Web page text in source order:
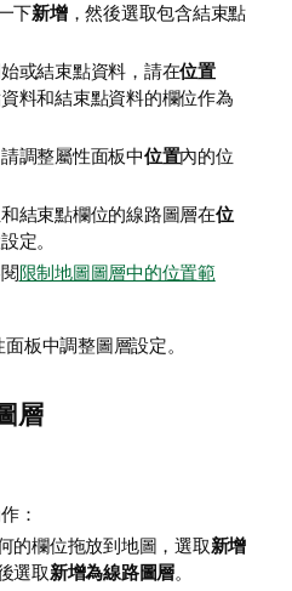
下新增，然後選取包含結束點
或結束點資料，請在位置
料和結束點資料的欄位作為
調整屬性面板中位置內的位
結束點欄位的線路圖層在位
定。
限制地圖圖層中的位置範
板中調整圖層設定。
層
：
的欄位拖放到地圖，選取新增
選取新增為線路圖層。